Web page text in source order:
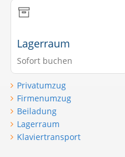
Lagerraum
Sofort buchen
Privatumzug
Firmenumzug
Beiladung
Lagerraum
Klaviertransport